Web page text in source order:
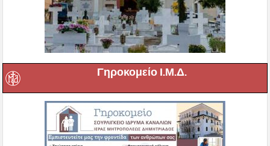
Γηροκομείο Ι.Μ.Δ.